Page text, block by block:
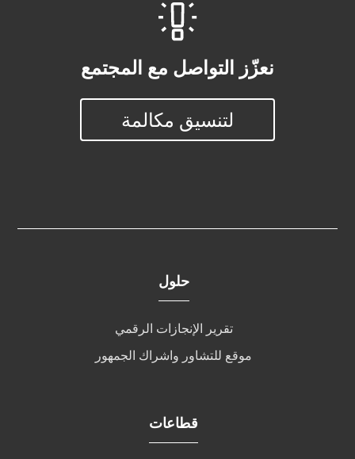
نعزّز التواصل مع المجتمع
لتنسيق مكالمة
حلول
تقرير الإنجازات الرقمي
موقع للتشاور واشراك الجمهور
قطاعات